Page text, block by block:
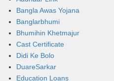
Bangla Awas Yojana
Banglarbhumi
Bhumihin Khetmajur
Cast Certificate
Didi Ke Bolo
DuareSarkar
Education Loans